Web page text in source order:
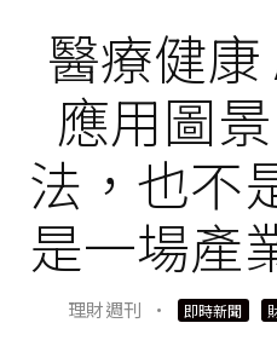
醫療健
應用圖
法，也不
是一場產
理財週刊 · 即時新聞